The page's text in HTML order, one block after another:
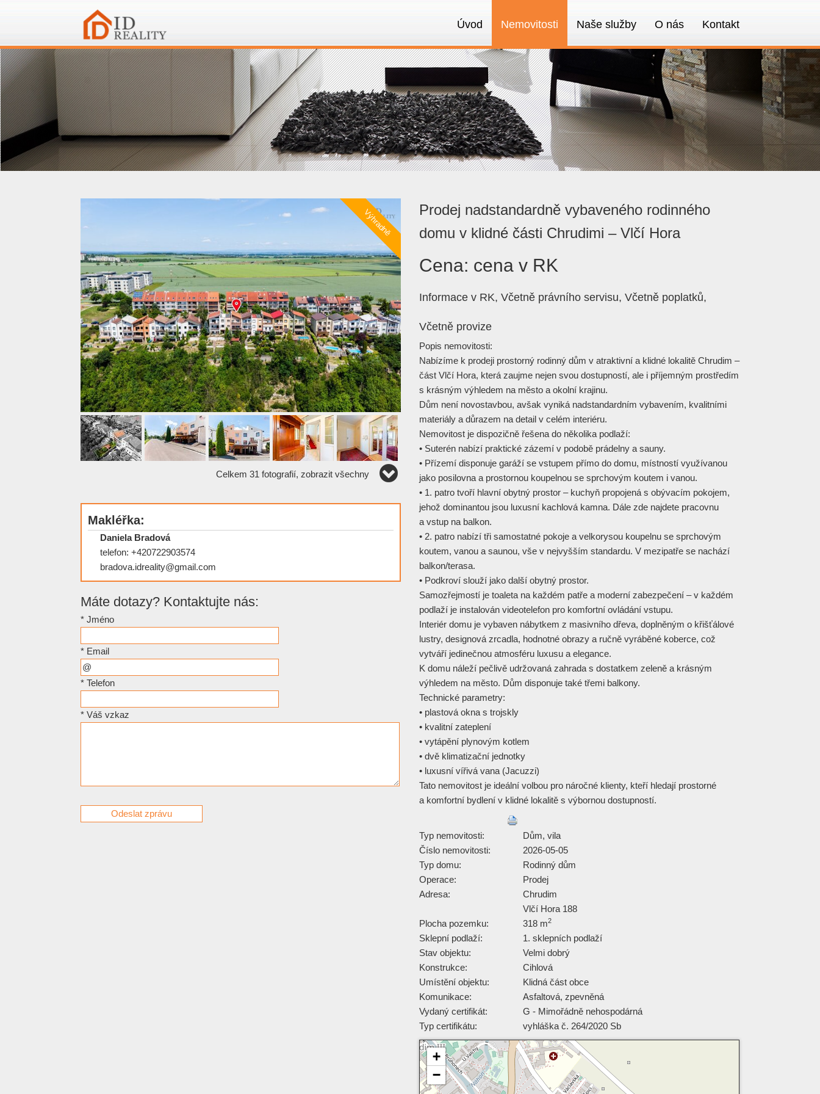
Úvod Nemovitosti Naše služby O nás Kontakt
Celkem 31 fotografií, zobrazit všechny
Makléřka:
Daniela Bradová
telefon: +420722903574
bradova.idreality@gmail.com
Máte dotazy? Kontaktujte nás:
* Jméno
* Email
* Telefon
* Váš vzkaz
Prodej nadstandardně vybaveného rodinného
domu v klidné části Chrudimi – Vlčí Hora
Cena: cena v RK
Informace v RK, Včetně právního servisu, Včetně poplatků,
Včetně provize
Popis nemovitosti:
Nabízíme k prodeji prostorný rodinný dům v atraktivní a klidné lokalitě Chrudim –
část Vlčí Hora, která zaujme nejen svou dostupností, ale i příjemným prostředím
s krásným výhledem na město a okolní krajinu.
Dům není novostavbou, avšak vyniká nadstandardním vybavením, kvalitními
materiály a důrazem na detail v celém interiéru.
Nemovitost je dispozičně řešena do několika podlaží:
• Suterén nabízí praktické zázemí v podobě prádelny a sauny.
• Přízemí disponuje garáží se vstupem přímo do domu, místností využívanou
jako posilovna a prostornou koupelnou se sprchovým koutem i vanou.
• 1. patro tvoří hlavní obytný prostor – kuchyň propojená s obývacím pokojem,
jehož dominantou jsou luxusní kachlová kamna. Dále zde najdete pracovnu
a vstup na balkon.
• 2. patro nabízí tři samostatné pokoje a velkorysou koupelnu se sprchovým
koutem, vanou a saunou, vše v nejvyšším standardu. V mezipatře se nachází
balkon/terasa.
• Podkroví slouží jako další obytný prostor.
Samozřejmostí je toaleta na každém patře a moderní zabezpečení – v každém
podlaží je instalován videotelefon pro komfortní ovládání vstupu.
Interiér domu je vybaven nábytkem z masivního dřeva, doplněným o křišťálové
lustry, designová zrcadla, hodnotné obrazy a ručně vyráběné koberce, což
vytváří jedinečnou atmosféru luxusu a elegance.
K domu náleží pečlivě udržovaná zahrada s dostatkem zeleně a krásným
výhledem na město. Dům disponuje také třemi balkony.
Technické parametry:
• plastová okna s trojskly
• kvalitní zateplení
• vytápění plynovým kotlem
• dvě klimatizační jednotky
• luxusní vířivá vana (Jacuzzi)
Tato nemovitost je ideální volbou pro náročné klienty, kteří hledají prostorné
a komfortní bydlení v klidné lokalitě s výbornou dostupností.
Typ nemovitosti:
Dům, vila
Číslo nemovitosti:
2026-05-05
Typ domu:
Rodinný dům
Operace:
Prodej
Adresa:
Chrudim
Vlčí Hora 188
Plocha pozemku:
318 m2
Sklepní podlaží:
1. sklepních podlaží
Stav objektu:
Velmi dobrý
Konstrukce:
Cihlová
Umístění objektu:
Klidná část obce
Komunikace:
Asfaltová, zpevněná
Vydaný certifikát:
G - Mimořádně nehospodárná
Typ certifikátu:
vyhláška č. 264/2020 Sb
+
−